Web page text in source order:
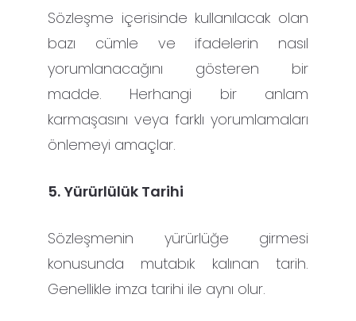
Sözleşme içerisinde kullanılacak olan
bazı cümle ve ifadelerin nasıl
yorumlanacağını gösteren bir
madde. Herhangi bir anlam
karmaşasını veya farklı yorumlamaları
önlemeyi amaçlar.
5. Yürürlülük Tarihi
Sözleşmenin yürürlüğe girmesi
konusunda mutabık kalınan tarih.
Genellikle imza tarihi ile aynı olur.